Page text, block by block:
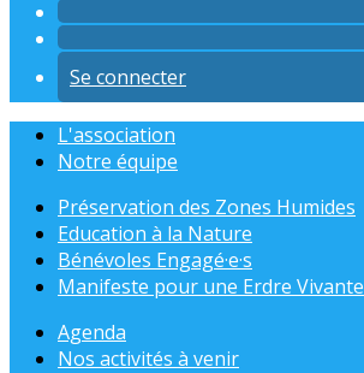
Se connecter
L'association
Notre équipe
Préservation des Zones Humides
Education à la Nature
Bénévoles Engagé·e·s
Manifeste pour une Erdre Vivante
Agenda
Nos activités à venir